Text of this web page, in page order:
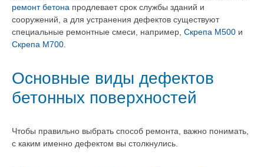
ремонт бетона продлевает срок службы зданий и
сооружений, а для устранения дефектов существуют
специальные ремонтные смеси, например, Скрепа М500 и
Скрепа М700
Основные виды дефектов
бетонных поверхностей
Чтобы правильно выбрать способ ремонта, важно понимать,
с каким именно дефектом вы столкнулись.